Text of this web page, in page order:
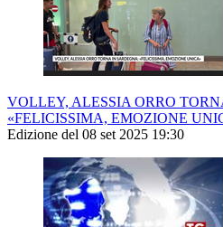
VOLLEY, ALESSIA ORRO
«FELICISSIMA, EMOZIONE
Edizione del 08 set 2025 19:30